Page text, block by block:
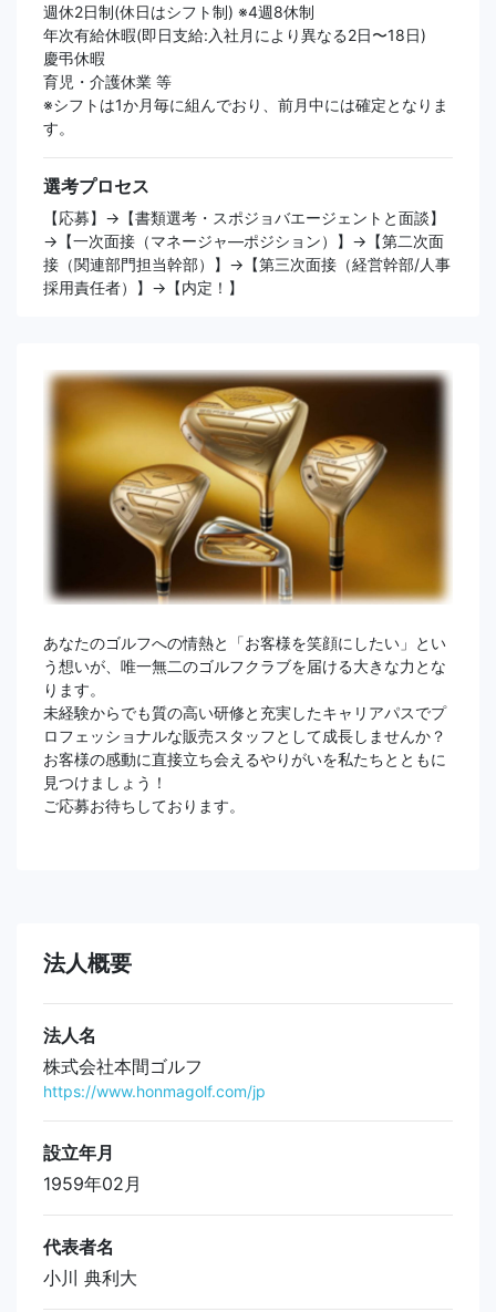
週休2日制(休日はシフト制) ※4週8休制
年次有給休暇(即日支給:入社月により異なる2日〜18日)
慶弔休暇
育児・介護休業 等
※シフトは1か月毎に組んでおり、前月中には確定となりま
す。
選考プロセス
【応募】→【書類選考・スポジョバエージェントと面談】
→【一次面接（マネージャ―ポジション）】→【第二次面
接（関連部門担当幹部）】→【第三次面接（経営幹部/人事
採用責任者）】→【内定！】
あなたのゴルフへの情熱と「お客様を笑顔にしたい」とい
う想いが、唯一無二のゴルフクラブを届ける大きな力とな
ります。
未経験からでも質の高い研修と充実したキャリアパスでプ
ロフェッショナルな販売スタッフとして成長しませんか？
お客様の感動に直接立ち会えるやりがいを私たちとともに
見つけましょう！
ご応募お待ちしております。
法人概要
法人名
株式会社本間ゴルフ
https://www.honmagolf.com/jp
設立年月
1959年02月
代表者名
小川 典利大